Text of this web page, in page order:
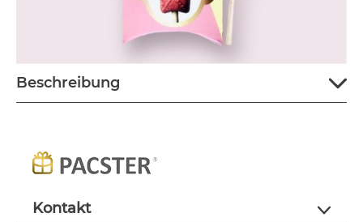
Beschreibung
Kontakt